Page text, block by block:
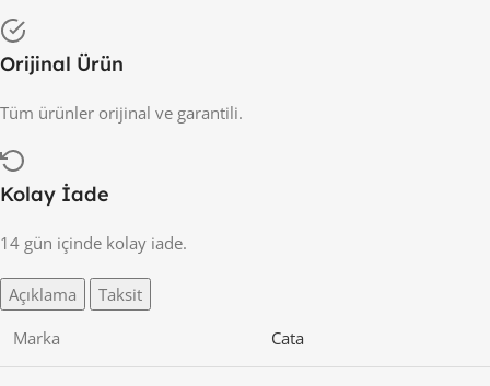
Orijinal Ürün
Tüm ürünler orijinal ve garantili.
Kolay İade
14 gün içinde kolay iade.
Açıklama
Taksit
Marka
Cata